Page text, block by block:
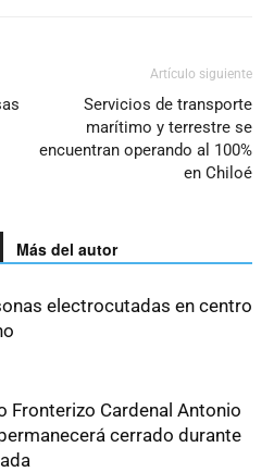
Artículo siguiente
Servicios de transporte
marítimo y terrestre se
encuentran operando al 100%
en Chiloé
Más del autor
electrocutadas en centro
Fronterizo Cardenal Antonio
cerrado durante